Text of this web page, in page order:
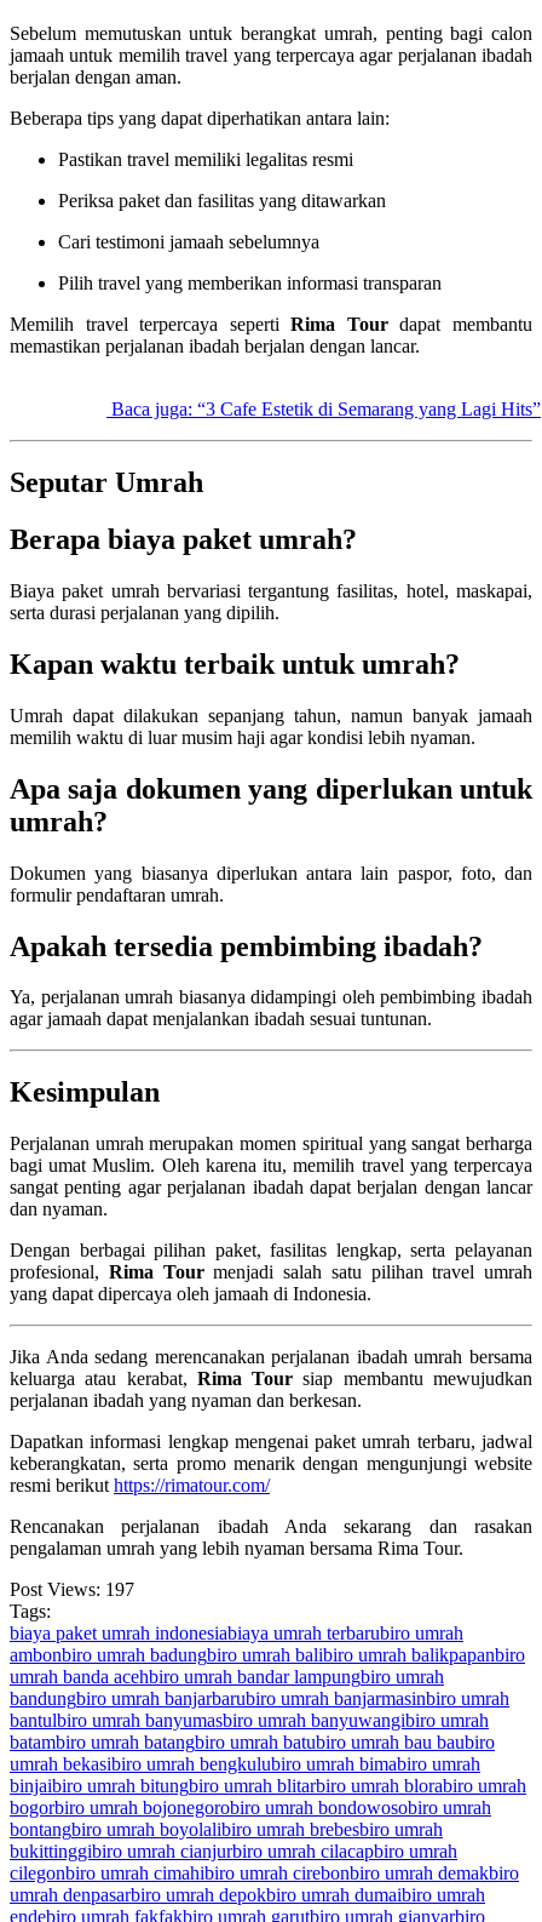
Sebelum memutuskan untuk berangkat umrah, penting bagi calon
jamaah untuk memilih travel yang terpercaya agar perjalanan ibadah
berjalan dengan aman.
Beberapa tips yang dapat diperhatikan antara lain:
Pastikan travel memiliki legalitas resmi
Periksa paket dan fasilitas yang ditawarkan
Cari testimoni jamaah sebelumnya
Pilih travel yang memberikan informasi transparan
Memilih travel terpercaya sepertiRima Tourdapat membantu
memastikan perjalanan ibadah berjalan dengan lancar.
Baca juga: “3 Cafe Estetik di Semarang yang Lagi Hits”
Seputar Umrah
Berapa biaya paket umrah?
Biaya paket umrah bervariasi tergantung fasilitas, hotel, maskapai,
serta durasi perjalanan yang dipilih.
Kapan waktu terbaik untuk umrah?
Umrah dapat dilakukan sepanjang tahun, namun banyak jamaah
memilih waktu di luar musim haji agar kondisi lebih nyaman.
Apa saja dokumen yang diperlukan untuk
umrah?
Dokumen yang biasanya diperlukan antara lain paspor, foto, dan
formulir pendaftaran umrah.
Apakah tersedia pembimbing ibadah?
Ya, perjalanan umrah biasanya didampingi oleh pembimbing ibadah
agar jamaah dapat menjalankan ibadah sesuai tuntunan.
Kesimpulan
Perjalanan umrah merupakan momen spiritual yang sangat berharga
bagi umat Muslim. Oleh karena itu, memilih travel yang terpercaya
sangat penting agar perjalanan ibadah dapat berjalan dengan lancar
dan nyaman.
Dengan berbagai pilihan paket, fasilitas lengkap, serta pelayanan
profesional, Rima Tourmenjadi salah satu pilihan travel umrah
yang dapat dipercaya oleh jamaah di Indonesia.
Jika Anda sedang merencanakan perjalanan ibadah umrah bersama
keluarga atau kerabat, Rima Tour siap membantu mewujudkan
perjalanan ibadah yang nyaman dan berkesan.
Dapatkan informasi lengkap mengenai paket umrah terbaru, jadwal
keberangkatan, serta promo menarik dengan mengunjungi website
resmi berikut https://rimatour.com/
Rencanakan perjalanan ibadah Anda sekarang dan rasakan
pengalaman umrah yang lebih nyaman bersama Rima Tour.
Post Views: 197
Tags:
biaya paket umrah indonesiabiaya umrah terbarubiro umrah
ambonbiro umrah badungbiro umrah balibiro umrah balikpapanbiro
umrah banda acehbiro umrah bandar lampungbiro umrah
bandungbiro umrah banjarbarubiro umrah banjarmasinbiro umrah
bantulbiro umrah banyumasbiro umrah banyuwangibiro umrah
batambiro umrah batangbiro umrah batubiro umrah bau baubiro
umrah bekasibiro umrah bengkulubiro umrah bimabiro umrah
binjaibiro umrah bitungbiro umrah blitarbiro umrah blorabiro umrah
bogorbiro umrah bojonegorobiro umrah bondowosobiro umrah
bontangbiro umrah boyolalibiro umrah brebesbiro umrah
bukittinggibiro umrah cianjurbiro umrah cilacapbiro umrah
cilegonbiro umrah cimahibiro umrah cirebonbiro umrah demakbiro
umrah denpasarbiro umrah depokbiro umrah dumaibiro umrah
endebiro umrah fakfakbiro umrah garutbiro umrah gianyarbiro